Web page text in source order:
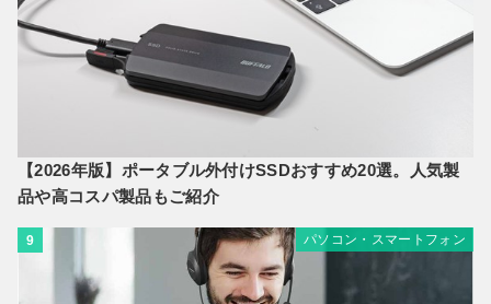
【2026年版】ポータブル外付けSSDおすすめ20選。人気製
品や高コスパ製品もご紹介
9 パソコン・スマートフォン